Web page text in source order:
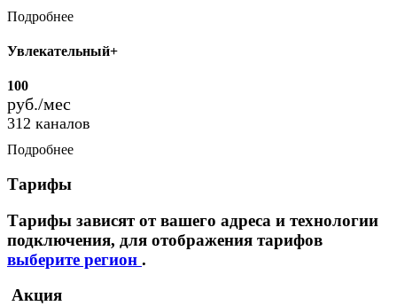
Подробнее
Увлекательный+
100
руб./мес
312 каналов
Подробнее
Тарифы
Тарифы зависят от вашего адреса и технологии
подключения, для отображения тарифов
выберите регион .
Акция